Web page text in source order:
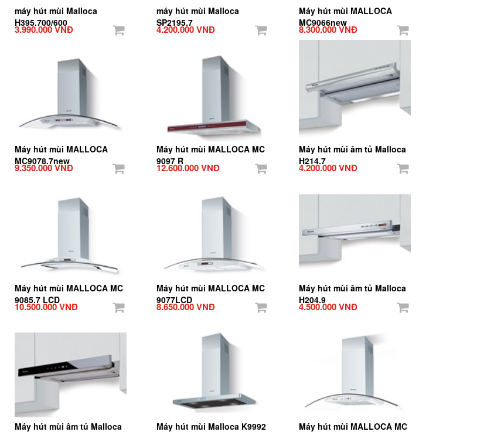
máy hút mùi Malloca
H395.700/600
3.990.000 VNĐ
máy hút mùi Malloca
SP2195.7
4.200.000 VNĐ
Máy hút mùi MALLOCA
MC9066new
8.300.000 VNĐ
Máy hút mùi MALLOCA
MC9078.7new
9.350.000 VNĐ
Máy hút mùi MALLOCA MC
9097 R
12.600.000 VNĐ
Máy hút mùi âm tủ Malloca
H214.7
4.200.000 VNĐ
Máy hút mùi MALLOCA MC
9085.7 LCD
10.500.000 VNĐ
Máy hút mùi MALLOCA MC
9077LCD
8.650.000 VNĐ
Máy hút mùi âm tủ Malloca
H204.9
4.500.000 VNĐ
Máy hút mùi âm tủ Malloca
Máy hút mùi Malloca K9992
Máy hút mùi MALLOCA MC